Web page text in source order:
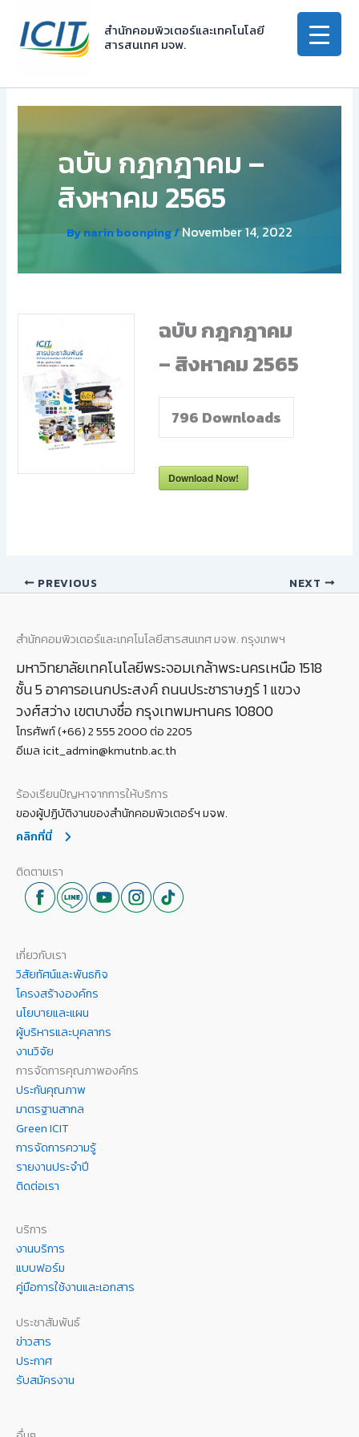
content
สำนักคอมพิวเตอร์และเทคโนโลยี
สารสนเทศ มจพ.
ฉบับ กฎกฎาคม –
สิงหาคม 2565
Bynarin boonping/November 14, 2022
ฉบับ กฎกฎาคม
– สิงหาคม 2565
796 Downloads
Download Now!
PREVIOUS NEXT
สำนักคอมพิวเตอร์และเทคโนโลยีสารสนเทศ มจพ. กรุงเทพฯ
มหาวิทยาลัยเทคโนโลยีพระจอมเกล้าพระนครเหนือ 1518
ชั้น 5 อาคารอเนกประสงค์ ถนนประชาราษฎร์ 1 แขวง
วงศ์สว่าง เขตบางซื่อ กรุงเทพมหานคร 10800
โทรศัพท์ (+66) 2 555 2000 ต่อ 2205
อีเมล icit_admin@kmutnb.ac.th
ร้องเรียนปัญหาจากการให้บริการ
ของผู้ปฏิบัติงานของสำนักคอมพิวเตอร์ฯ มจพ.
คลิกที่นี่
ติดตามเรา
เกี่ยวกับเรา
วิสัยทัศน์และพันธกิจ
โครงสร้างองค์กร
นโยบายและแผน
ผู้บริหารและบุคลากร
งานวิจัย
การจัดการคุณภาพองค์กร
ประกันคุณภาพ
มาตรฐานสากล
Green ICIT
การจัดการความรู้
รายงานประจำปี
ติดต่อเรา
บริการ
งานบริการ
แบบฟอร์ม
คู่มือการใช้งานและเอกสาร
ประชาสัมพันธ์
ข่าวสาร
ประกาศ
รับสมัครงาน